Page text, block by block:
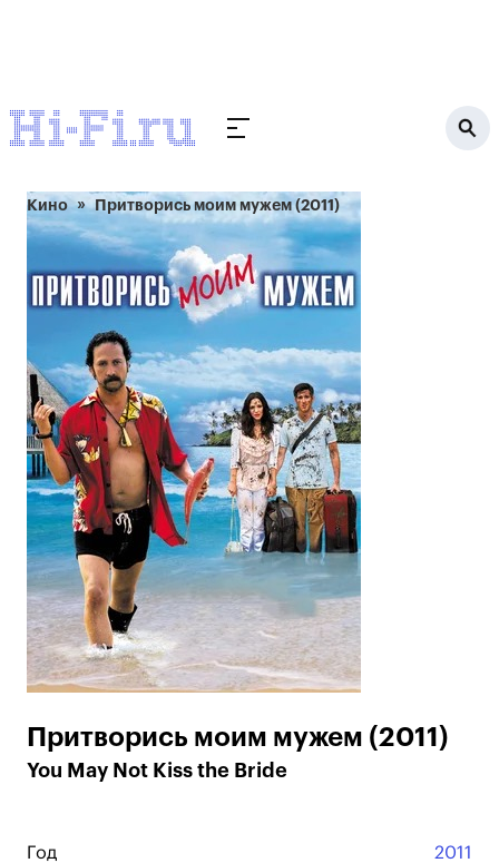
Кино Притворись моим мужем (2011)
Притворись моим мужем (2011)
You May Not Kiss the Bride
Год 2011